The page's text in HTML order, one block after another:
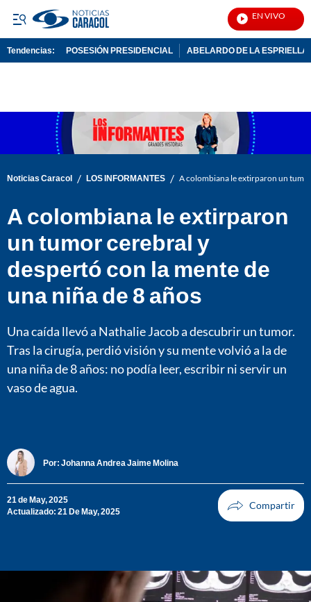
EN VIVO
Tendencias: POSESIÓN PRESIDENCIAL ABELARDO DE LA ESPRIELLA
Noticias Caracol / LOS INFORMANTES / A colombiana le extirparon un
A colombiana le extirparon
un tumor cerebral y
despertó con la mente de
una niña de 8 años
Una caída llevó a Nathalie Jacob a descubrir un tumor.
Tras la cirugía, perdió visión y su mente volvió a la de
una niña de 8 años: no podía leer, escribir ni servir un
vaso de agua.
Por: Johanna Andrea Jaime Molina
21 de May, 2025
Actualizado: 21 De May, 2025